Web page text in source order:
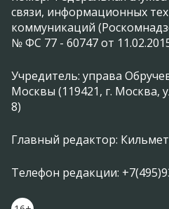
связи, информационных
коммуникаций
№ ФС 77 - 60747 от
Учредитель: управа
Москвы (119421, г. Москва,
8)
Главный редактор:
Телефон редакции: